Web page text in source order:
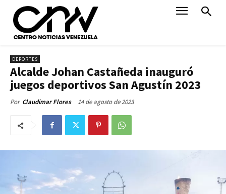
DEPORTES
Alcalde Johan Castañeda inauguró
juegos deportivos San Agustín 2023
Por Claudimar Flores 14 de agosto de 2023